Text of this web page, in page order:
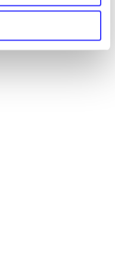
udgivelser